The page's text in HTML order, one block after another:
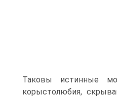
Таковы истинные
корыстолюбия,